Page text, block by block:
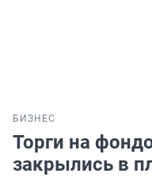
БИЗНЕС
Торги на
закрылись в